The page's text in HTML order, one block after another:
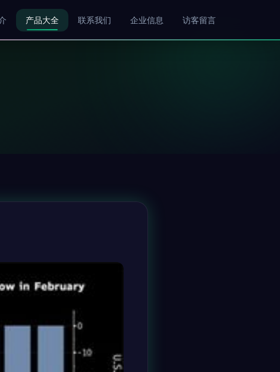
产品大全 联系我们 企业信息 访客留言